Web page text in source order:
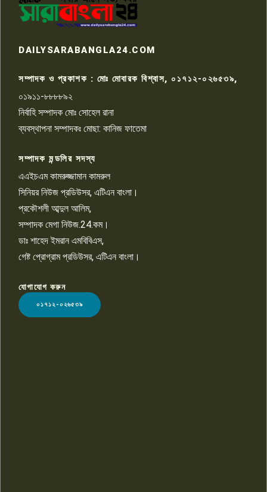
৭
টয়লেটের ট্যাংকি থেকে লাশ উদ্ধার
রাজশাহীতে সন্ত্রাসী হামলায় গুরুতর
৯
চাঁদাবাজি ও হয়রানির অভিযোগ
১০
LOGO
DAILYSARABANGLA24.COM
সম্পাদক ও প্রকাশক : মোঃ মোবারক বিশ্বাস, ০১৭১২-০২৬৫৩৯,
০১৯১১-৮৮৮৮৯২
নির্বাহি সম্পাদক মোঃ সোহেল রানা
ব্যবস্থাপনা সম্পাদকঃ মোছা: কানিজ ফাতেমা
সম্পাদক মন্ডলির সদস্য
এএইচএম কামরুজ্জামান কামরুল
সিনিয়র নিউজ প্রডিউসর, এটিএন বাংলা।
প্রকৌশলী আব্দুল আলিম,
সম্পাদক মেগা নিউজ.24.কম।
ডাঃ শাহেদ ইমরান এমবিবিএস,
গেষ্ট প্রোগ্রাম প্রডিউসর, এটিএন বাংলা।
যোগাযোগ করুন
০১৭১২-০২৬৫৩৯